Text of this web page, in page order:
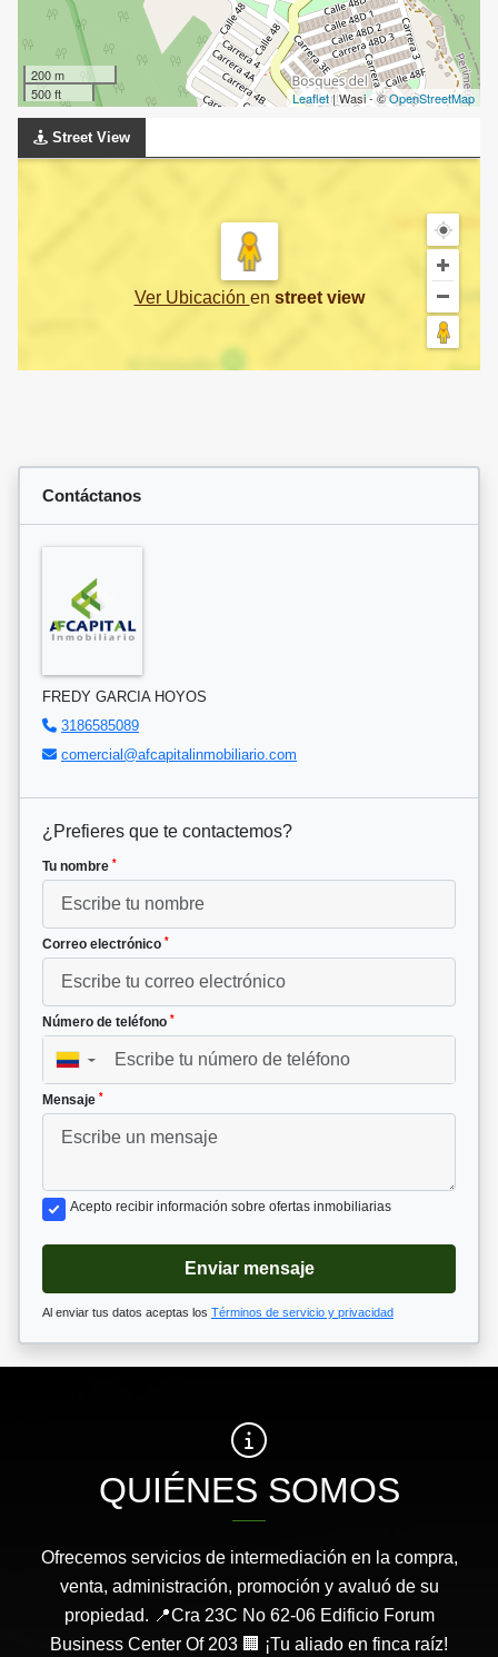
200 m
500 ft
Leaflet| Wasi - ©OpenStreetMap
Street View
Ver Ubicación en street view
Contáctanos
FREDY GARCIA HOYOS
3186585089
comercial@afcapitalinmobiliario.com
¿Prefieres que te contactemos?
Tu nombre *
Correo electrónico *
Número de teléfono *
▼
Mensaje *
Acepto recibir información sobre ofertas inmobiliarias
Enviar mensaje
Al enviar tus datos aceptas los Términos de servicio y privacidad
QUIÉNES SOMOS
Ofrecemos servicios de intermediación en la compra,
venta, administración, promoción y avaluó de su
propiedad. 📍Cra 23C No 62-06 Edificio Forum
Business Center Of 203 🏢 ¡Tu aliado en finca raíz!